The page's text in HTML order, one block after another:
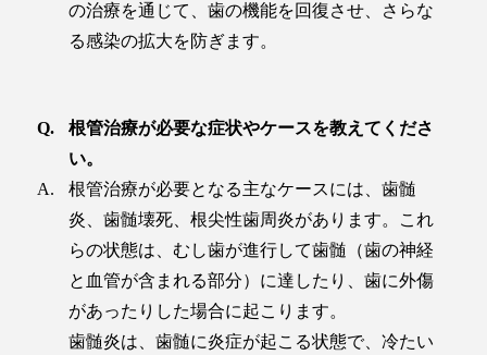
の治療を通じて、歯の機能を回復させ、さらな
る感染の拡大を防ぎます。
根管治療が必要な症状やケースを教えてくださ
い。
根管治療が必要となる主なケースには、歯髄
炎、歯髄壊死、根尖性歯周炎があります。これ
らの状態は、むし歯が進行して歯髄（歯の神経
と血管が含まれる部分）に達したり、歯に外傷
があったりした場合に起こります。
歯髄炎は、歯髄に炎症が起こる状態で、冷たい